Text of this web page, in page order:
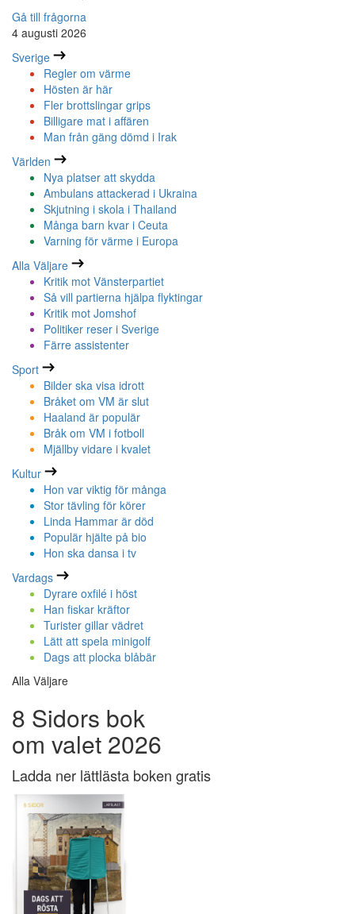
Gå till frågorna
4 augusti 2026
Sverige
Regler om värme
Hösten är här
Fler brottslingar grips
Billigare mat i affären
Man från gäng dömd i Irak
Världen
Nya platser att skydda
Ambulans attackerad i Ukraina
Skjutning i skola i Thailand
Många barn kvar i Ceuta
Varning för värme i Europa
Alla Väljare
Kritik mot Vänsterpartiet
Så vill partierna hjälpa flyktingar
Kritik mot Jomshof
Politiker reser i Sverige
Färre assistenter
Sport
Bilder ska visa idrott
Bråket om VM är slut
Haaland är populär
Bråk om VM i fotboll
Mjällby vidare i kvalet
Kultur
Hon var viktig för många
Stor tävling för körer
Linda Hammar är död
Populär hjälte på bio
Hon ska dansa i tv
Vardags
Dyrare oxfilé i höst
Han fiskar kräftor
Turister gillar vädret
Lätt att spela minigolf
Dags att plocka blåbär
Alla Väljare
8 Sidors bok
om valet 2026
Ladda ner lättlästa boken gratis